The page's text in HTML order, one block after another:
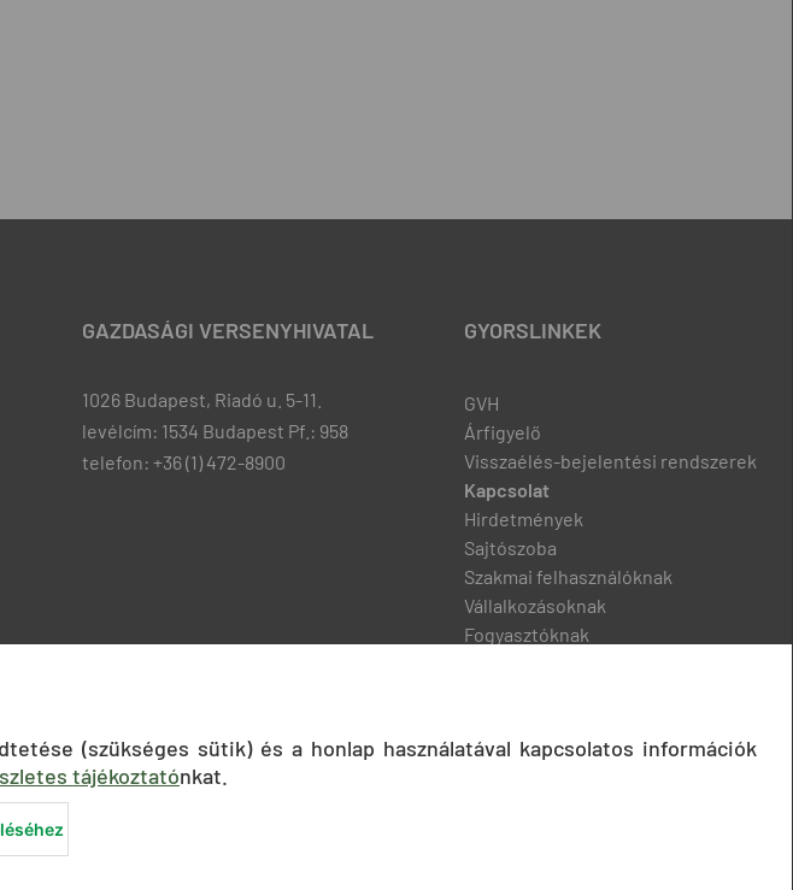
GAZDASÁGI VERSENYHIVATAL
1026 Budapest, Riadó u. 5-11.
levélcím: 1534 Budapest Pf.: 958
telefon: +36 (1) 472-8900
GYORSLINKEK
GVH
Árfigyelő
Visszaélés-bejelentési rendszerek
Kapcsolat
Hirdetmények
Sajtószoba
Szakmai felhasználóknak
Vállalkozásoknak
Fogyasztóknak
beállítások
(szükséges sütik) és a honlap használatával kapcsolatos információk
tájékoztatónkat.